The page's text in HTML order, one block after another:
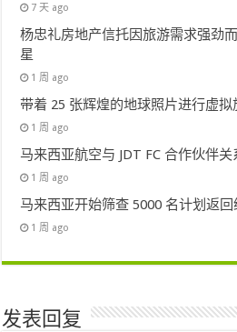
7 天 ago
杨忠礼房地产信托因旅游需求强劲
星
1 周 ago
带着 25 张辉煌的地球照片进行虚拟
1 周 ago
马来西亚航空与 JDT FC 合作伙伴
1 周 ago
马来西亚开始筛查 5000 名计划返
1 周 ago
发表回复